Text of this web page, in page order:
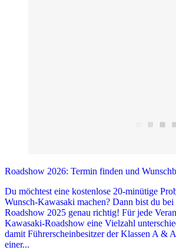
Roadshow 2026: Termin finden und
Du möchtest eine kostenlose 20-minütige
Wunsch-Kawasaki machen? Dann bist du
Roadshow 2025 genau richtig! Für jede
Kawasaki-Roadshow eine Vielzahl
damit Führerscheinbesitzer der Klassen A &
einer...